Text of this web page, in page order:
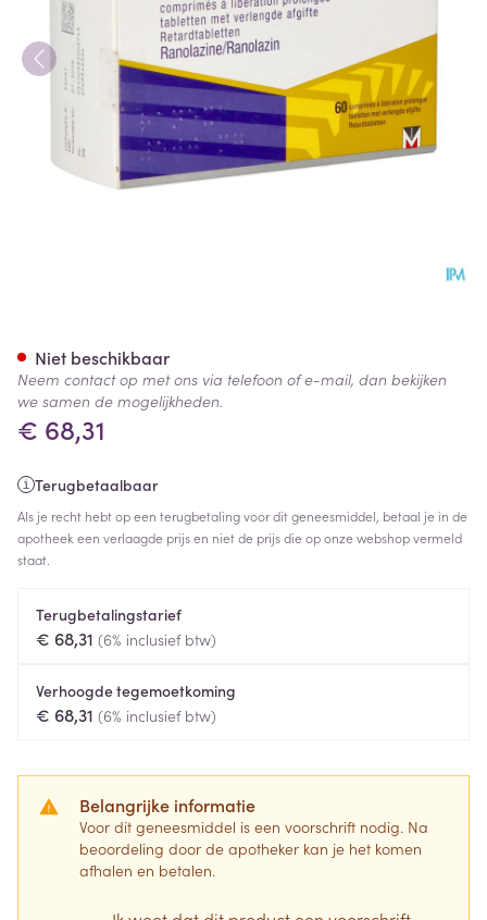
€ 68,31
Terugbetaalbaar
Als je recht hebt op een terugbetaling voor dit geneesmiddel, betaal je in de
apotheek een verlaagde prijs en niet de prijs die op onze webshop vermeld
staat.
Terugbetalingstarief
€ 68,31 (6% inclusief btw)
Verhoogde tegemoetkoming
€ 68,31 (6% inclusief btw)
Belangrijke informatie
Voor dit geneesmiddel is een voorschrift nodig. Na
beoordeling door de apotheker kan je het komen
afhalen en betalen.
Niet beschikbaar
Neem contact op met ons via telefoon of e-mail, dan bekijken
we samen de mogelijkheden.